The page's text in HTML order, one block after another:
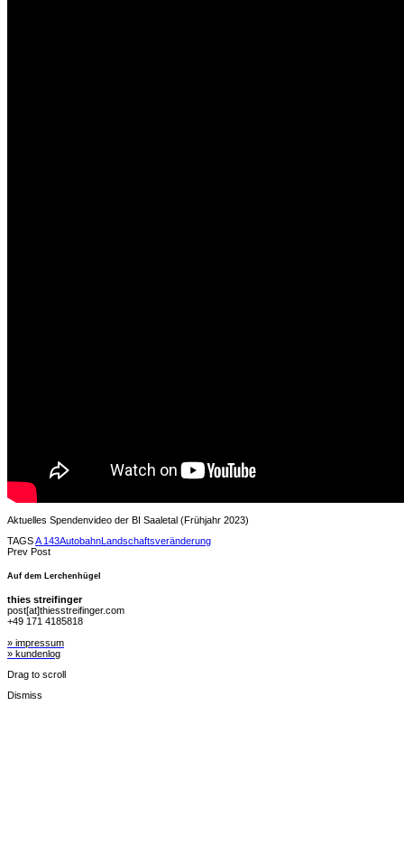
Aktuelles Spendenvideo der BI Saaletal (Frühjahr 2023)
TAGSA 143AutobahnLandschaftsveränderung
Prev Post
Auf dem Lerchenhügel
thies streifinger
post[at]thiesstreifinger.com
+49 171 4185818
» impressum
» kundenlog
Drag to scroll
Dismiss